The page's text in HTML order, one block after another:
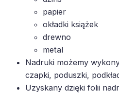
papier
okładki książek
drewno
metal
Nadruki możemy
czapki, poduszki,
Uzyskany dzięki folii